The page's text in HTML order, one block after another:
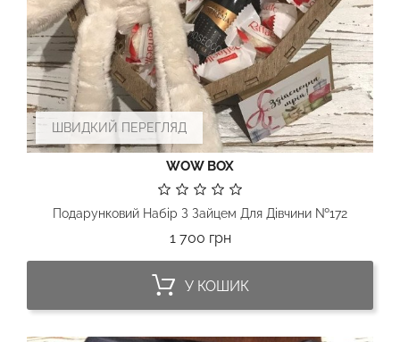
ШВИДКИЙ ПЕРЕГЛЯД
WOW BOX
Подарунковий Набір З Зайцем Для Дівчини №172
1 700 грнЦіна
У КОШИК